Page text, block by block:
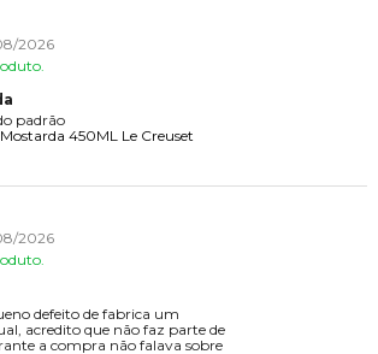
2026
padrão
450ML Le Creuset
2026
defeito de fabrica um
acredito que não faz parte de
a compra não falava sobre